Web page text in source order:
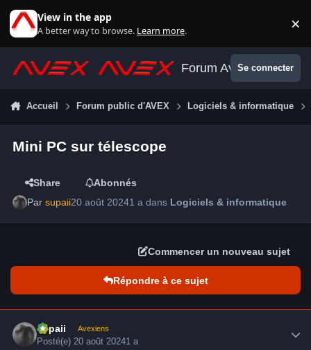
View in the app
A better way to browse. Learn more. ×
Forum AvexSe connecter
Accueil Forum public d'AVEX Logiciels & informatique
Mini PC sur télescope
Share
Abonnés
Parsupaii20 août 20241 a dans Logiciels & informatique
Commencer un nouveau sujet
Répondre à ce sujet
supaii Avexiens
Posté(e) 20 août 20241 a